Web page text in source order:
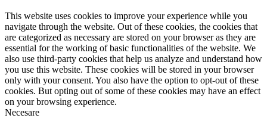
This website uses cookies to improve your experience while you
navigate through the website. Out of these cookies, the cookies that
are categorized as necessary are stored on your browser as they are
essential for the working of basic functionalities of the website. We
also use third-party cookies that help us analyze and understand how
you use this website. These cookies will be stored in your browser
only with your consent. You also have the option to opt-out of these
cookies. But opting out of some of these cookies may have an effect
on your browsing experience.
Necesare